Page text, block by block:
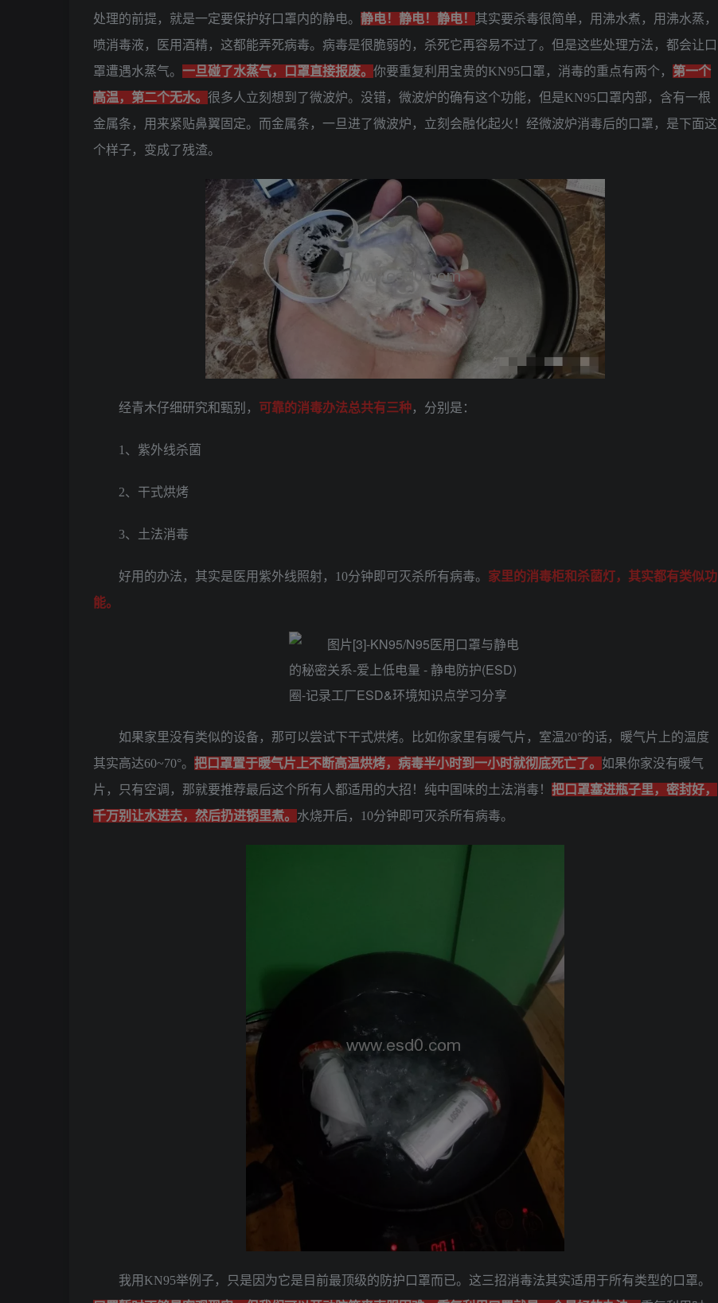
处理的前提，就是一定要保护好口罩内的静电。 静电！静电！静电！ 其实要杀毒很简单，用沸水煮，用沸水蒸，
喷消毒液，医用酒精，这都能弄死病毒。病毒是很脆弱的，杀死它再容易不过了。但是这些处理方法，都会让口
罩遭遇水蒸气。 一旦碰了水蒸气，口罩直接报废。 你要重复利用宝贵的KN95口罩，消毒的重点有两个， 第一个
高温，第二个无水。 很多人立刻想到了微波炉。没错，微波炉的确有这个功能，但是KN95口罩内部，含有一根
金属条，用来紧贴鼻翼固定。而金属条，一旦进了微波炉，立刻会融化起火！经微波炉消毒后的口罩，是下面这
个样子，变成了残渣。
经青木仔细研究和甄别， 可靠的消毒办法总共有三种，分别是：
1、紫外线杀菌
2、干式烘烤
3、土法消毒
好用的办法，其实是医用紫外线照射，10分钟即可灭杀所有病毒。 家里的消毒柜和杀菌灯，其实都有类似功
能。
如果家里没有类似的设备，那可以尝试下干式烘烤。比如你家里有暖气片，室温20°的话，暖气片上的温度
其实高达60~70°。 把口罩置于暖气片上不断高温烘烤，病毒半小时到一小时就彻底死亡了。 如果你家没有暖气
片，只有空调，那就要推荐最后这个所有人都适用的大招！纯中国味的土法消毒！ 把口罩塞进瓶子里，密封好，
千万别让水进去，然后扔进锅里煮。 水烧开后，10分钟即可灭杀所有病毒。
我用KN95举例子，只是因为它是目前最顶级的防护口罩而已。这三招消毒法其实适用于所有类型的口罩。